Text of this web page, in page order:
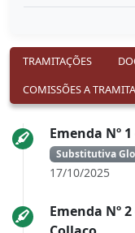
TRAMITAÇÕES
COMISSÕES A
Emenda Nº
Substitutiva
17/10/2025
Emenda Nº